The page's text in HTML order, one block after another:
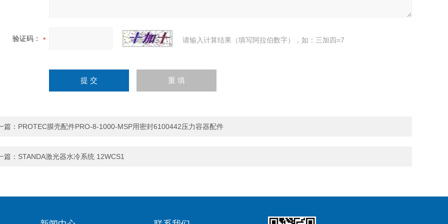
验证码： 请输入计算结果（填写阿拉伯数字），如：三加四=7
篇： PROTEC膜壳配件PRO-8-1000-MSP用密封6100442压力容器配件
篇： STANDA激光器水冷系统 12WCS1